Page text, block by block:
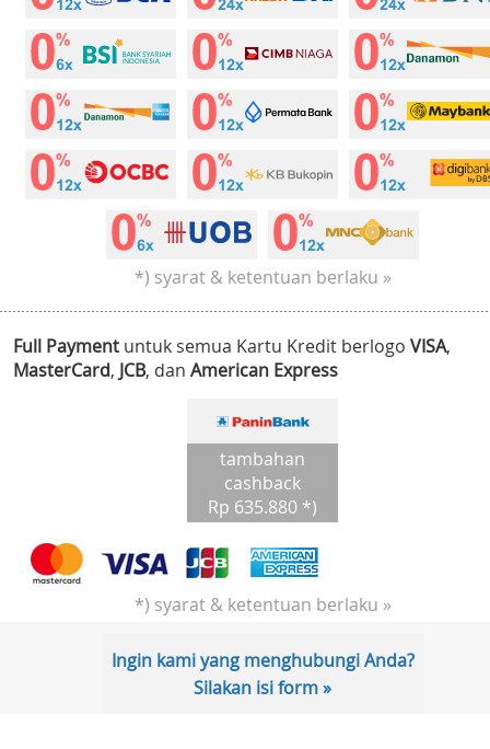
*) syarat & ketentuan berlaku »
Full Payment untuk semua Kartu Kredit berlogo VISA,
MasterCard, JCB, dan American Express
tambahan
cashback
Rp 635.880 *)
*) syarat & ketentuan berlaku »
Ingin kami yang menghubungi Anda?
Silakan isi form »